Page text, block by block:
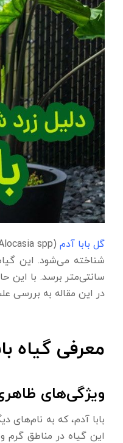
گل بابا آدم
سانتی‌متر برسد. با این
در این مقاله به بررسی
معرفی گیاه
ویژگی‌های
بابا آدم، که به
این گیاه در مناطق گرم